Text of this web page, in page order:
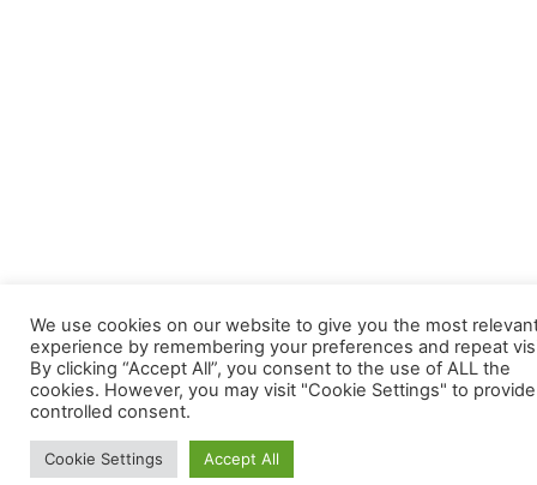
We use cookies on our website to give you the most
experience by remembering your preferences and repeat
By clicking “Accept All”, you consent to the use of ALL the
cookies. However, you may visit "Cookie Settings" to
controlled consent.
Cookie Settings Accept All